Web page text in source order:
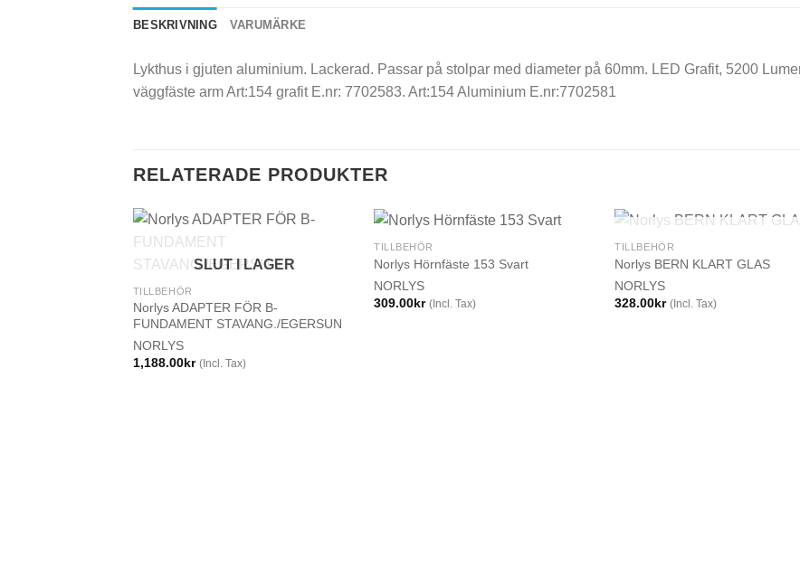
BESKRIVNING VARUMÄRKE
Lykthus i gjuten aluminium. Lackerad. Passar på stolpar med diameter på 60mm. LED Grafit, 5200
väggfäste arm Art:154 grafit E.nr: 7702583. Art:154 Aluminium E.nr:7702581
RELATERADE PRODUKTER
SLUT I LAGER
TILLBEHÖR
Norlys ADAPTER FÖR B-
FUNDAMENT STAVANG./EGERSUN
NORLYS
1,188.00kr (Incl. Tax)
TILLBEHÖR
Norlys Hörnfäste 153 Svart
NORLYS
309.00kr (Incl. Tax)
TILLBEHÖR
Norlys BERN KLART GLAS
NORLYS
328.00kr (Incl. Tax)